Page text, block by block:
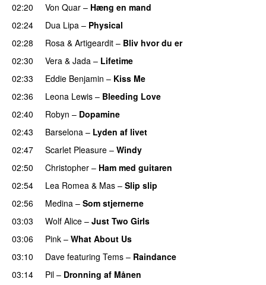
02:20
Von Quar – Hæng en mand
02:24
Dua Lipa – Physical
02:28
Rosa & Artigeardit – Bliv hvor du er
02:30 Vera & Jada – Lifetime
02:33
Eddie Benjamin – Kiss Me
02:36 Leona Lewis – Bleeding Love
02:40 Robyn – Dopamine
02:43 Barselona – Lyden af livet
02:47
Scarlet Pleasure – Windy
02:50 Christopher – Ham med guitaren
02:54
Lea Romea & Mas – Slip slip
02:56 Medina – Som stjernerne
03:03
Wolf Alice – Just Two Girls
03:06 Pink – What About Us
03:10
Dave featuring Tems – Raindance
03:14
Pil – Dronning af Månen